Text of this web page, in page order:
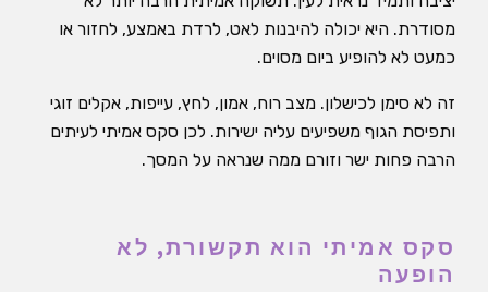
מסודרת. היא יכולה להיבנות לאט, לרדת באמצע, לחזור או
כמעט לא להופיע ביום מסוים.
זה לא סימן לכישלון. מצב רוח, אמון, לחץ, עייפות, אקלים זוגי
ותפיסת הגוף משפיעים עליה ישירות. לכן סקס אמיתי לעיתים
הרבה פחות ישר וזורם ממה שנראה על המסך.
סקס אמיתי הוא תקשורת, לא
הופעה